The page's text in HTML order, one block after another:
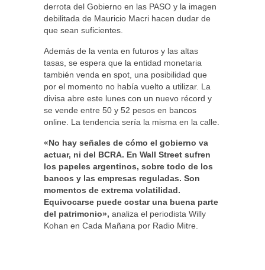
derrota del Gobierno en las PASO y la imagen
debilitada de Mauricio Macri hacen dudar de
que sean suficientes.
Además de la venta en futuros y las altas
tasas, se espera que la entidad monetaria
también venda en spot, una posibilidad que
por el momento no había vuelto a utilizar. La
divisa abre este lunes con un nuevo récord y
se vende entre 50 y 52 pesos en bancos
online. La tendencia sería la misma en la calle.
«No hay señales de cómo el gobierno va
actuar, ni del BCRA. En Wall Street sufren
los papeles argentinos, sobre todo de los
bancos y las empresas reguladas. Son
momentos de extrema volatilidad.
Equivocarse puede costar una buena parte
del patrimonio», analiza el periodista Willy
Kohan en Cada Mañana por Radio Mitre.